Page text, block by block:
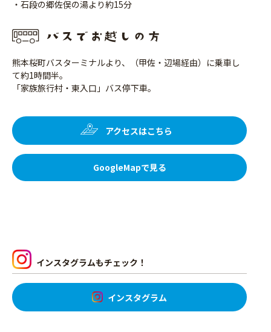
・石段の郷佐俣の湯より約15分
熊本桜町バスターミナルより、（甲佐・辺場経由）に乗車し
て約1時間半。
「家族旅行村・東入口」バス停下車。
アクセスはこちら
GoogleMapで見る
インスタグラムもチェック！
インスタグラム